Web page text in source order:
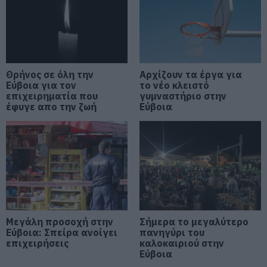
Συρροή πιστών σε αυτό το
Μοναστήρι της Εύβοιας!
Έξοδος Αυγούστου: Οι Αθηναίοι
«ψηφίζουν» Εύβοια για τις
διακοπές τους!
08.08.2026 | 13:40
Μεταφορές χρημάτων: Σε ποιες
περιπτώσεις η ΑΑΔΕ επιβάλλει
φόρο από 10% έως 40%
08.08.2026 | 13:20
Εικόνες σοκ σε κοιμητήριο της
Εύβοιας: Δείτε τι έκαναν
08.08.2026 | 13:00
Θρήνος σε όλη την
Εύβοια για τον
επιχειρηματία που
έφυγε απο την ζωή
Αρχίζουν τα έργα για
το νέο κλειστό
γυμναστήριο στην
Εύβοια
Μεγάλη προσοχή στην
Εύβοια: Σπείρα ανοίγει
επιχειρήσεις
Σήμερα το μεγαλύτερο
πανηγύρι του
καλοκαιριού στην
Εύβοια